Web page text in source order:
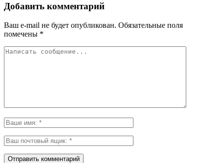
Добавить комментарий
Ваш e-mail не будет опубликован. Обязательные поля
помечены *